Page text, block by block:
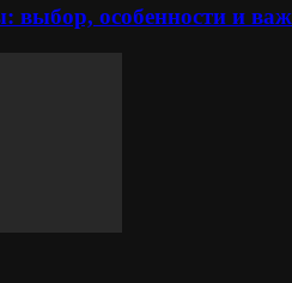
выбор, особенности и